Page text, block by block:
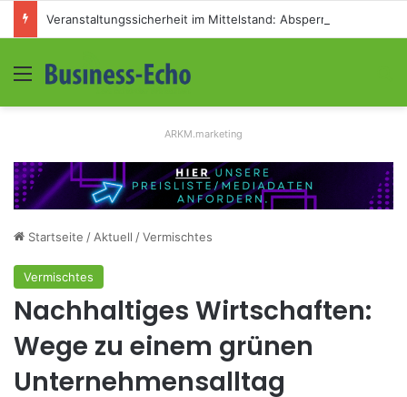
Menü
ARKM.marketing
Startseite / Aktuell /Vermischtes
Vermischtes
Nachhaltiges Wirtschaften:
Wege zu einem grünen
Unternehmensalltag